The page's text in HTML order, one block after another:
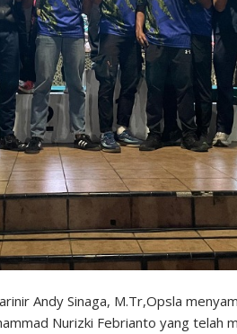
Andy Sinaga, M.Tr,Opsla
Nurizki Febrianto yang telah